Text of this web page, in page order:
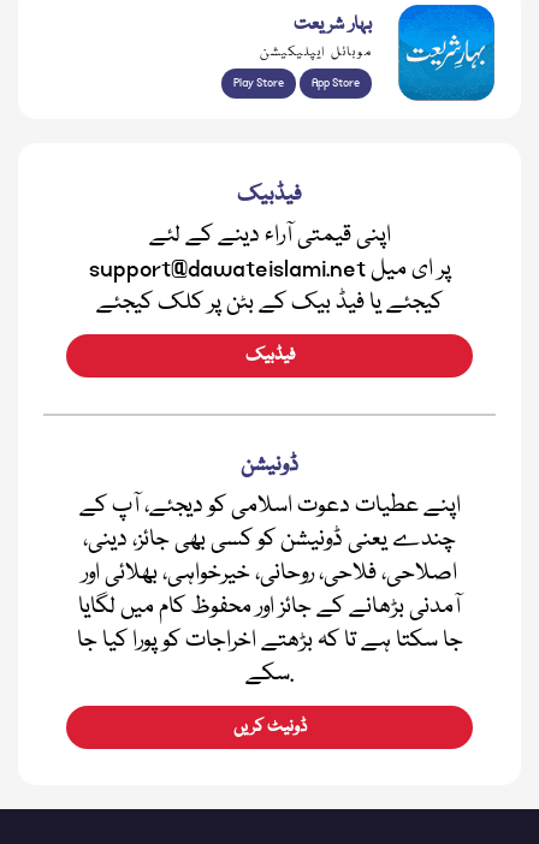
بہار شریعت
موبائل ایپلیکیشن
Play Store App Store
فیڈبیک
اپنی قیمتی آراء دینے کے لئے
support@dawateislami.net پر ای میل
کیجئے یا فیڈ بیک کے بٹن پر کلک کیجئے
فیڈبیک
ڈونیشن
اپنے عطیات دعوت اسلامی کو دیجئے، آپ کے
چندے یعنی ڈونیشن کو کسی بھی جائز، دینی،
اصلاحی، فلاحی، روحانی، خیرخواہی، بھلائی اور
آمدنی بڑھانے کے جائز اور محفوظ کام میں لگایا
جا سکتا ہے تا کہ بڑھتے اخراجات کو پورا کیا جا
سکے.
ڈونیٹ کریں